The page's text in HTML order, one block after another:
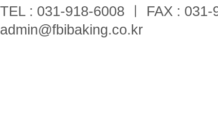
TEL : 031-918-6008 ㅣ FAX :
admin@fbibaking.co.kr